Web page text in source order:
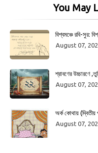
You May
বিশ্বমঞ্চে রবি-সুর:
August 07,
শ্রাবণের উচ্চারণে
August 07,
অর্ক কোথায় (দ্বিতীয়
August 07,